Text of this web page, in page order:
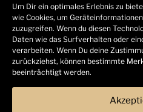
Um Dir ein optimales Erlebnis zu
wie Cookies, um
zuzugreifen. Wenn du diesen
Daten wie das Surfverhalten oder
verarbeiten. Wenn Du deine
zurückziehst, können bestimmte
beeinträchtigt werden.
Fotos Blues- & Rocknacht
Fotos Blues- & Rocknacht
Fotos Blues- & Rocknacht